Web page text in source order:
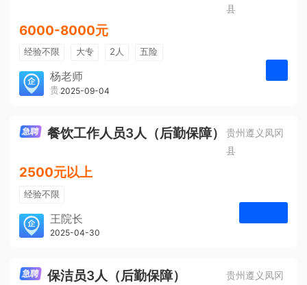
县
6000-8000元
经验不限 大专 2人
五险
带薪年假
年终奖
免费培训
包住宿
杨老师
贵州大美前程文化发展有限公司
2025-09-04
餐饮工作人员3人（后勤保障）
贵州遵义凤冈
县
2500元以上
经验不限
学历不限
3人
王院长
凤冈安宁医院
2025-04-30
保洁员3人（后勤保障）
贵州遵义凤冈